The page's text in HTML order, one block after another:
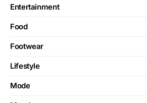
Entertainment
Food
Footwear
Lifestyle
Mode